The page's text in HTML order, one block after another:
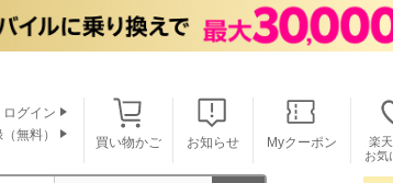
買い物かご お知らせ Myクーポン
楽
お気
ログイン
無料）